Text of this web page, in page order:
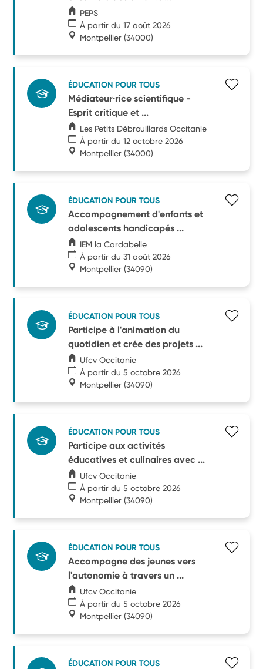
PEPS
À partir du 17 août 2026
Montpellier (34000)
ÉDUCATION POUR TOUS
Médiateur·rice scientifique -
Esprit critique et ...
Les Petits Débrouillards Occitanie
À partir du 12 octobre 2026
Montpellier (34000)
ÉDUCATION POUR TOUS
Accompagnement d'enfants et
adolescents handicapés ...
IEM la Cardabelle
À partir du 31 août 2026
Montpellier (34090)
ÉDUCATION POUR TOUS
Participe à l'animation du
quotidien et crée des projets ...
Ufcv Occitanie
À partir du 5 octobre 2026
Montpellier (34090)
ÉDUCATION POUR TOUS
Participe aux activités
éducatives et culinaires avec ...
Ufcv Occitanie
À partir du 5 octobre 2026
Montpellier (34090)
ÉDUCATION POUR TOUS
Accompagne des jeunes vers
l'autonomie à travers un ...
Ufcv Occitanie
À partir du 5 octobre 2026
Montpellier (34090)
ÉDUCATION POUR TOUS